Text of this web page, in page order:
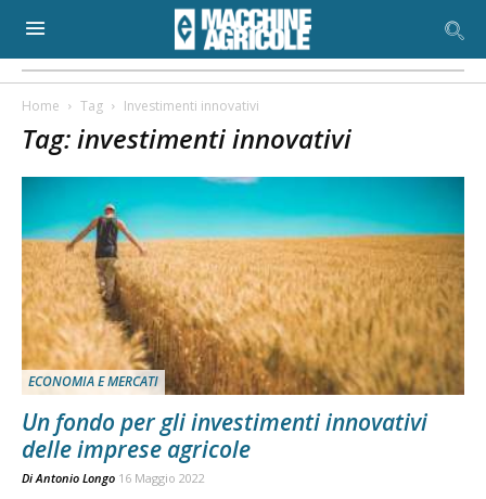
Home Tag Investimenti innovativi
Tag: investimenti innovativi
ECONOMIA E MERCATI
Un fondo per gli investimenti innovativi
delle imprese agricole
DiAntonio Longo 16 Maggio 2022